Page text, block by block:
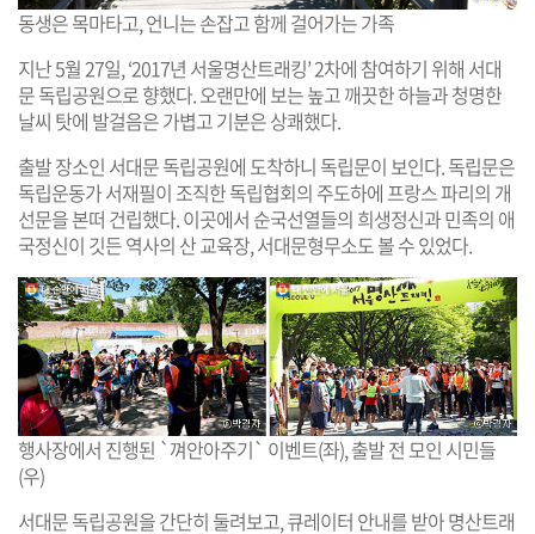
동생은 목마타고, 언니는 손잡고 함께 걸어가는 가족
지난 5월 27일, ‘2017년 서울명산트래킹’ 2차에 참여하기 위해 서대
문 독립공원으로 향했다. 오랜만에 보는 높고 깨끗한 하늘과 청명한
날씨 탓에 발걸음은 가볍고 기분은 상쾌했다.
출발 장소인 서대문 독립공원에 도착하니 독립문이 보인다. 독립문은
독립운동가 서재필이 조직한 독립협회의 주도하에 프랑스 파리의 개
선문을 본떠 건립했다. 이곳에서 순국선열들의 희생정신과 민족의 애
국정신이 깃든 역사의 산 교육장, 서대문형무소도 볼 수 있었다.
행사장에서 진행된 `껴안아주기` 이벤트(좌), 출발 전 모인 시민들
(우)
서대문 독립공원을 간단히 둘려보고, 큐레이터 안내를 받아 명산트래